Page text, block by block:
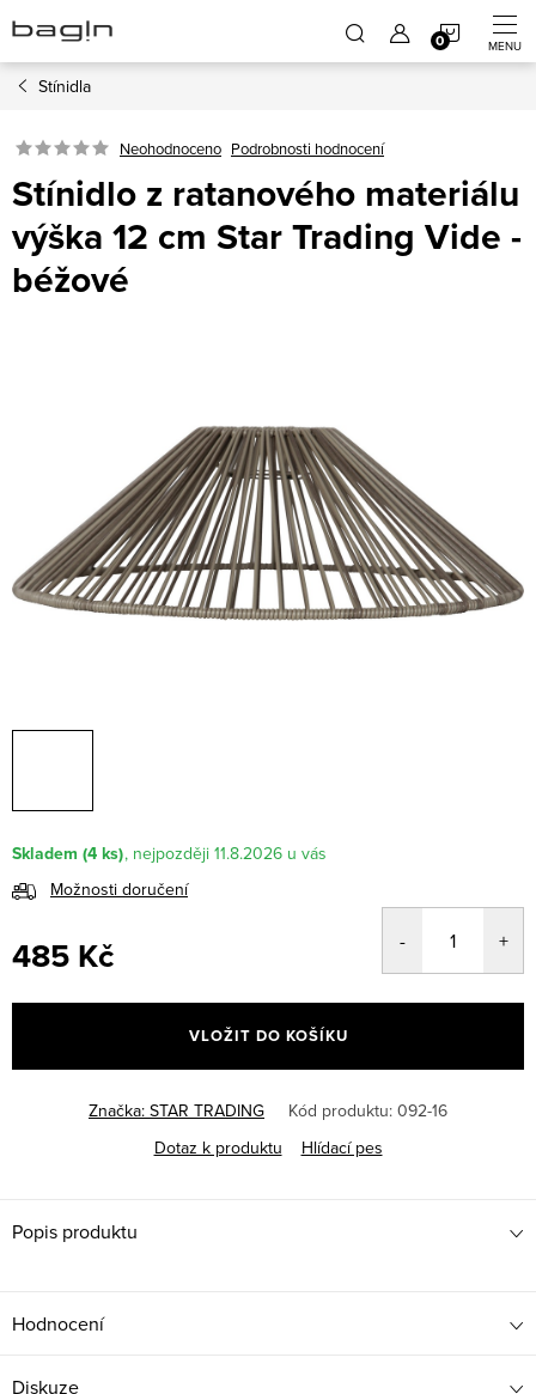
na
obsah
Stínidla
Neohodnoceno Podrobnosti hodnocení
Stínidlo z ratanového materiálu
výška 12 cm Star Trading Vide -
béžové
Skladem (4 ks)
11.8.2026
Možnosti doručení
485 Kč
cena:
VLOŽIT DO KOŠÍKU
Značka: STAR TRADING Kód produktu: 092-16
Dotaz k produktu
Hlídací pes
Popis produktu
Hodnocení
Diskuze